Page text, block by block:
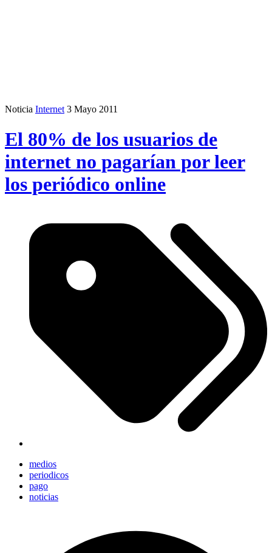
Noticia Internet 3 Mayo 2011
El 80% de los usuarios de
internet no pagarían por leer
los periódico online
medios
periodicos
pago
noticias